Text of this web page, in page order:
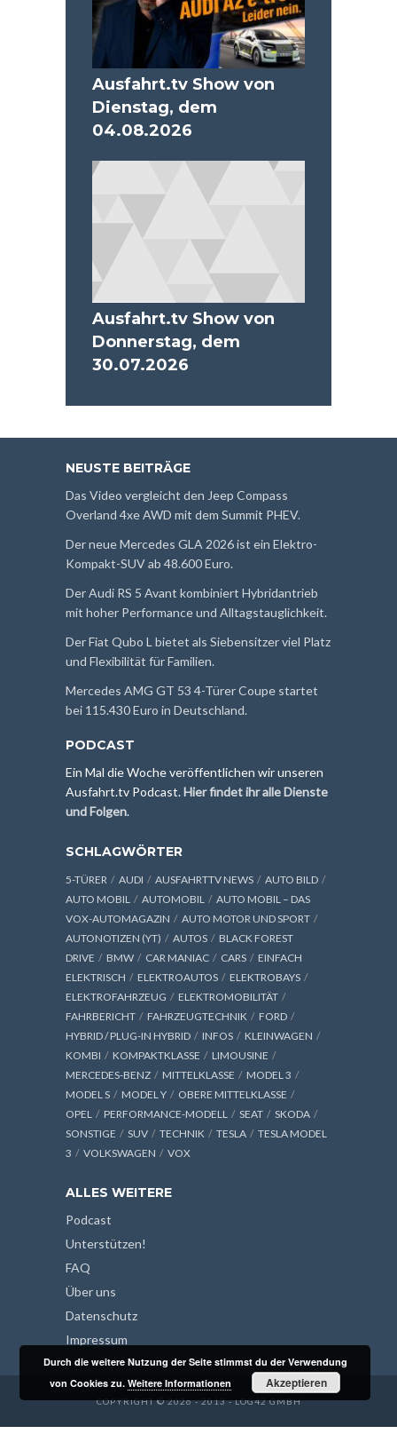
Ausfahrt.tv Show von
Dienstag, dem
04.08.2026
Ausfahrt.tv Show von
Donnerstag, dem
30.07.2026
NEUSTE BEITRÄGE
Das Video vergleicht den Jeep Compass
Overland 4xe AWD mit dem Summit PHEV.
Der neue Mercedes GLA 2026 ist ein Elektro-
Kompakt-SUV ab 48.600 Euro.
Der Audi RS 5 Avant kombiniert Hybridantrieb
mit hoher Performance und Alltagstauglichkeit.
Der Fiat Qubo L bietet als Siebensitzer viel Platz
und Flexibilität für Familien.
Mercedes AMG GT 53 4-Türer Coupe startet
bei 115.430 Euro in Deutschland.
PODCAST
Ein Mal die Woche veröffentlichen wir unseren
Ausfahrt.tv Podcast.Hier findet ihr alle Dienste
und Folgen.
SCHLAGWÖRTER
5-TÜRER AUDI AUSFAHRTTV NEWS
AUTO BILD
AUTO MOBIL
AUTOMOBIL
AUTO MOBIL – DAS
VOX-AUTOMAGAZIN
AUTO MOTOR UND SPORT
AUTONOTIZEN (YT)
AUTOS
BLACK FOREST
DRIVE
BMW CAR MANIAC CARS
EINFACH
ELEKTRISCH
ELEKTROAUTOS
ELEKTROBAYS
ELEKTROFAHRZEUG
ELEKTROMOBILITÄT
FAHRBERICHT
FAHRZEUGTECHNIK
FORD
HYBRID / PLUG-IN HYBRID
INFOS
KLEINWAGEN
KOMBI
KOMPAKTKLASSE
LIMOUSINE
MERCEDES-BENZ
MITTELKLASSE
MODEL 3
MODEL S
MODEL Y
OBERE MITTELKLASSE
OPEL
PERFORMANCE-MODELL SEAT
SKODA
SONSTIGE
SUV TECHNIK TESLA
TESLA MODEL
3
VOLKSWAGEN VOX
ALLES WEITERE
Podcast
Unterstützen!
FAQ
Über uns
Datenschutz
Impressum
COPYRIGHT © 2026 - 2013 - LOG42 GMBH
Durch die weitere Nutzung der Seite stimmst du der Verwendung
von Cookies zu.Weitere Informationen Akzeptieren